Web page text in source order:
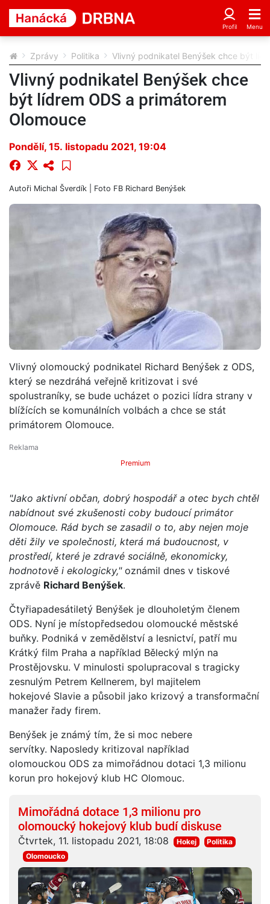
Zprávy Politika Vlivný podnikatel Benýšek chce být
Vlivný podnikatel Benýšek chce
být lídrem ODS a primátorem
Olomouce
Pondělí, 15. listopadu 2021, 19:04
Autoři Michal Šverdík | Foto FB Richard Benýšek
Vlivný olomoucký podnikatel Richard Benýšek z ODS,
který se nezdráhá veřejně kritizovat i své
spolustraníky, se bude ucházet o pozici lídra strany v
blížících se komunálních volbách a chce se stát
primátorem Olomouce.
Premium
"Jako aktivní občan, dobrý hospodář a otec bych chtěl
nabídnout své zkušenosti coby budoucí primátor
Olomouce. Rád bych se zasadil o to, aby nejen moje
děti žily ve společnosti, která má budoucnost, v
prostředí, které je zdravé sociálně, ekonomicky,
hodnotově i ekologicky,"oznámil dnes v tiskové
zprávě Richard Benýšek.
Čtyřiapadesátiletý Benýšek je dlouholetým členem
ODS. Nyní je místopředsedou olomoucké městské
buňky. Podniká v zemědělství a lesnictví, patří mu
Krátký film Praha a například Bělecký mlýn na
Prostějovsku. V minulosti spolupracoval s tragicky
zesnulým Petrem Kellnerem, byl majitelem
hokejové Slavie a působil jako krizový a transformační
manažer řady firem.
Benýšek je známý tím, že si moc nebere
servítky. Naposledy kritizoval například
olomouckou ODS za mimořádnou dotaci 1,3 milionu
korun pro hokejový klub HC Olomouc.
Mimořádná dotace 1,3 milionu pro
olomoucký hokejový klub budí diskuse
Čtvrtek, 11. listopadu 2021, 18:08 Hokej
Politika
Olomoucko